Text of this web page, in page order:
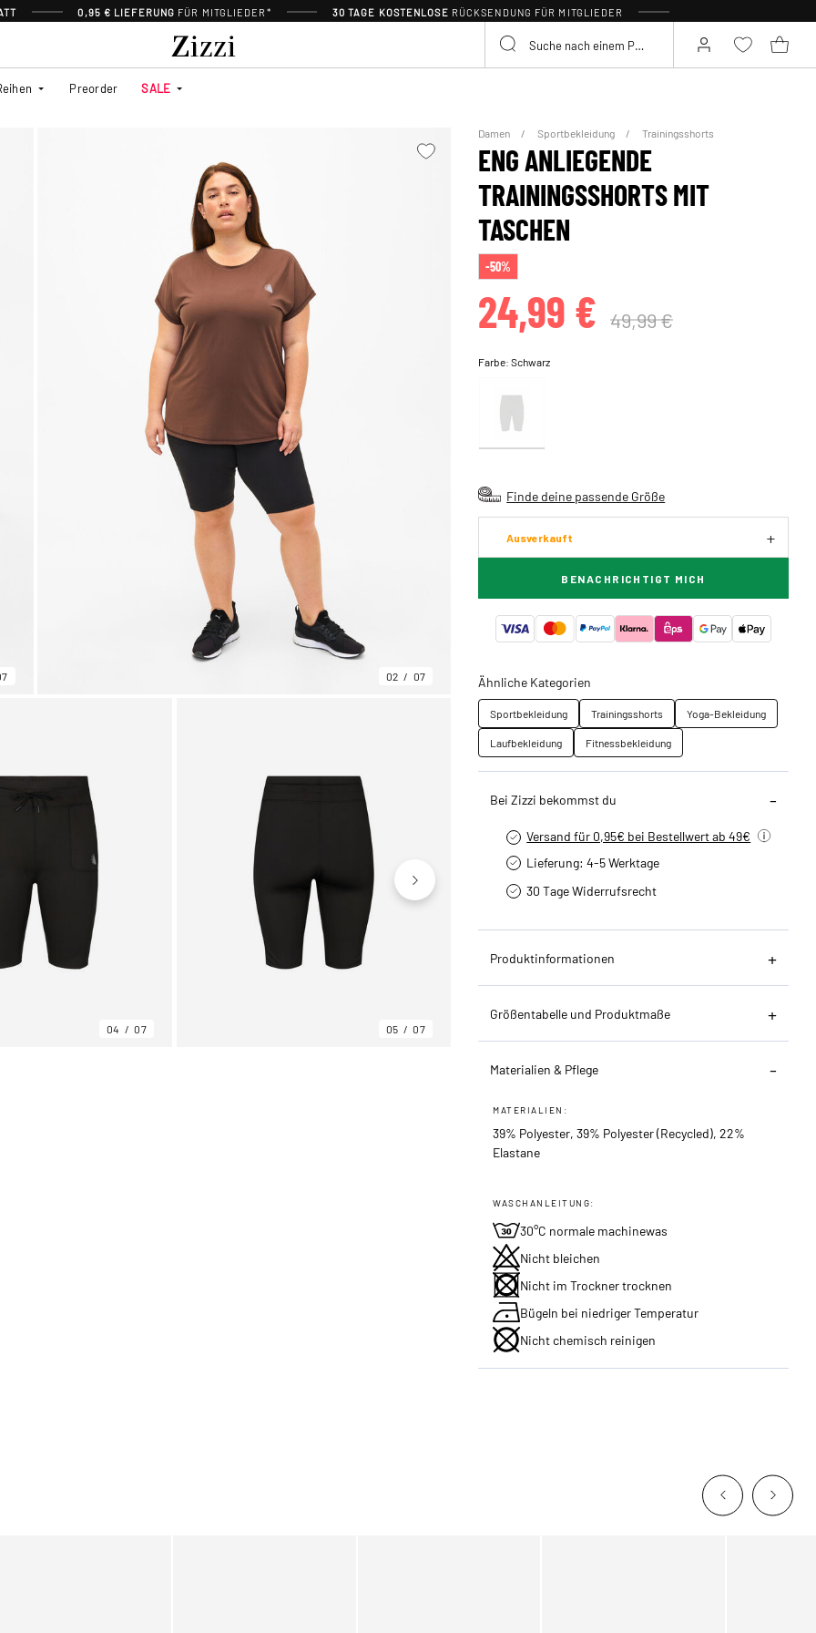
0,95 € LIEFERUNG FÜR MITGLIEDER* 30 TAGE KOSTENLOSE RÜCKSENDUNG FÜR MITGLIEDER
Preorder SALE
02 07
04 07 05 07
Damen Sportbekleidung Trainingsshorts
ENG ANLIEGENDE
TRAININGSSHORTS MIT
TASCHEN
-50%
24,99 € 49,99 €
Farbe:Schwarz
Finde deine passende Größe
Ausverkauft
BENACHRICHTIGT MICH
Ähnliche Kategorien
Sportbekleidung Trainingsshorts
Yoga-Bekleidung
Laufbekleidung
Fitnessbekleidung
Bei Zizzi bekommst du
Versand für 0,95€ bei Bestellwert ab 49€
Lieferung: 4-5 Werktage
30 Tage Widerrufsrecht
Produktinformationen
Größentabelle und Produktmaße
Materialien & Pflege
MATERIALIEN:
39% Polyester, 39% Polyester (Recycled), 22%
Elastane
WASCHANLEITUNG:
30°C normale machinewas
Nicht bleichen
Nicht im Trockner trocknen
Bügeln bei niedriger Temperatur
Nicht chemisch reinigen